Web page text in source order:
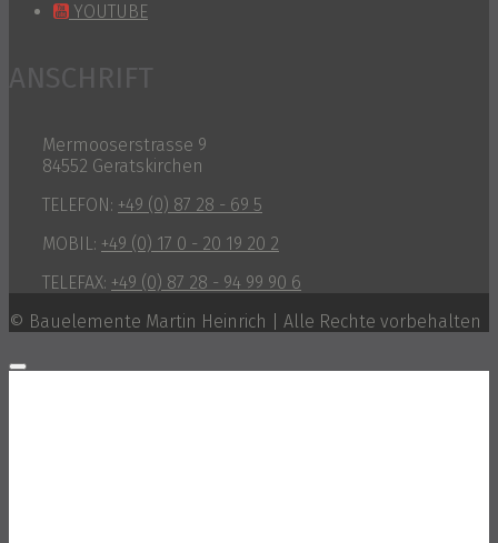
YOUTUBE
ANSCHRIFT
Mermooserstrasse 9
84552 Geratskirchen
TELEFON: +49 (0) 87 28 - 69 5
MOBIL: +49 (0) 17 0 - 20 19 20 2
TELEFAX: +49 (0) 87 28 - 94 99 90 6
© Bauelemente Martin Heinrich | Alle Rechte vorbehalten